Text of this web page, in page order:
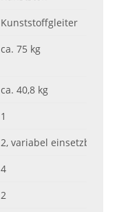
Kunststoffgleiter
ca. 75 kg
ca. 40,8 kg
1
2, variabel einsetzbar
4
2